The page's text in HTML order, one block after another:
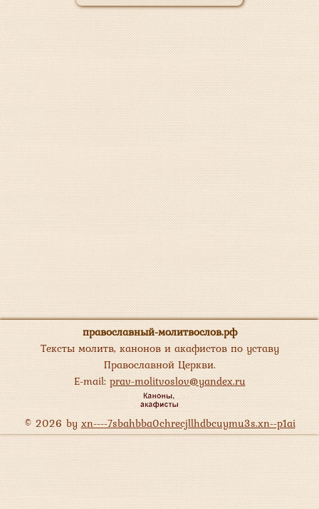
православный-молитвослов.рф
Тексты молитв, канонов и акафистов по уставу
Православной Церкви.
E-mail:prav-molitvoslov@yandex.ru
© 2026 byxn----7sbahbba0chrecjllhdbcuymu3s.xn--p1ai